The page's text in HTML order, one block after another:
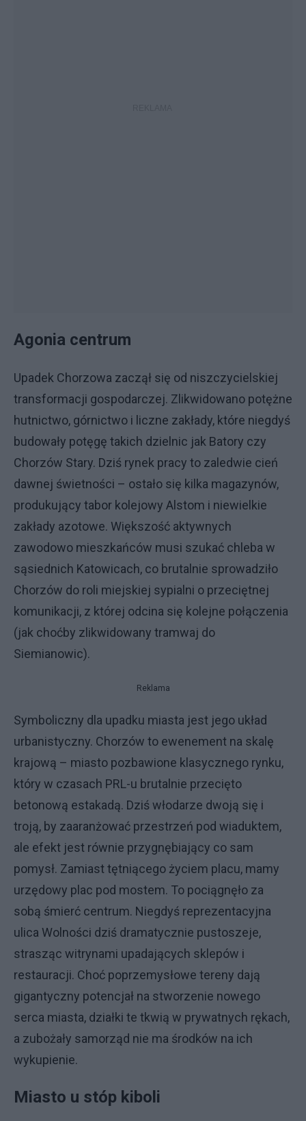
Agonia centrum
Upadek Chorzowa zaczął się od niszczycielskiej
transformacji gospodarczej. Zlikwidowano potężne
hutnictwo, górnictwo i liczne zakłady, które niegdyś
budowały potęgę takich dzielnic jak Batory czy
Chorzów Stary. Dziś rynek pracy to zaledwie cień
dawnej świetności – ostało się kilka magazynów,
produkujący tabor kolejowy Alstom i niewielkie
zakłady azotowe. Większość aktywnych
zawodowo mieszkańców musi szukać chleba w
sąsiednich Katowicach, co brutalnie sprowadziło
Chorzów do roli miejskiej sypialni o przeciętnej
komunikacji, z której odcina się kolejne połączenia
(jak choćby zlikwidowany tramwaj do
Siemianowic).
Reklama
Symboliczny dla upadku miasta jest jego układ
urbanistyczny. Chorzów to ewenement na skalę
krajową – miasto pozbawione klasycznego rynku,
który w czasach PRL-u brutalnie przecięto
betonową estakadą. Dziś włodarze dwoją się i
troją, by zaaranżować przestrzeń pod wiaduktem,
ale efekt jest równie przygnębiający co sam
pomysł. Zamiast tętniącego życiem placu, mamy
urzędowy plac pod mostem. To pociągnęło za
sobą śmierć centrum. Niegdyś reprezentacyjna
ulica Wolności dziś dramatycznie pustoszeje,
strasząc witrynami upadających sklepów i
restauracji. Choć poprzemysłowe tereny dają
gigantyczny potencjał na stworzenie nowego
serca miasta, działki te tkwią w prywatnych rękach,
a zubożały samorząd nie ma środków na ich
wykupienie.
Miasto u stóp kiboli